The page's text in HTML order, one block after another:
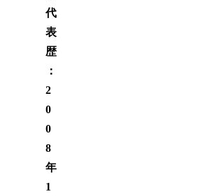
代
表
歴
：
2
0
0
8
年
1